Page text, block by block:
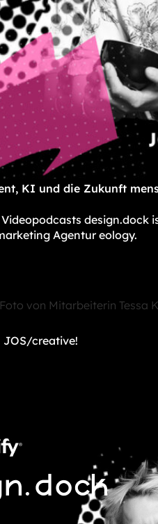
KI und die Zukunft
design.dock
Agentur eology.
JOS/creative!